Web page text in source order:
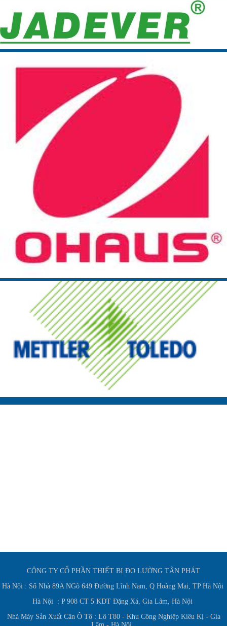
CÔNG TY CỔ PHẦN THIẾT BỊ ĐO LƯỜNG TÂN PHÁT
Hà Nội : Số Nhà 89A NGõ 649 Đường Lĩnh Nam, Q Hoàng Mai, TP Hà Nội
Hà Nội : P 908 CT 5 KDT Đặng Xá, Gia Lâm, Hà Nội
Nhà Máy Sản Xuất Cân Ô Tô : Lô T80 - Khu Công Nghiệp Kiêu Kị - Gia